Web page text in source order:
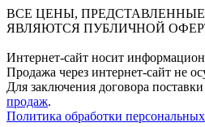
ВСЕ ЦЕНЫ,
ЯВЛЯЮТСЯ ПУБЛИЧНОЙ
Интернет-сайт носит
Продажа через интернет-сайт не
Для заключения договора поставки
продаж.
Политика обработки